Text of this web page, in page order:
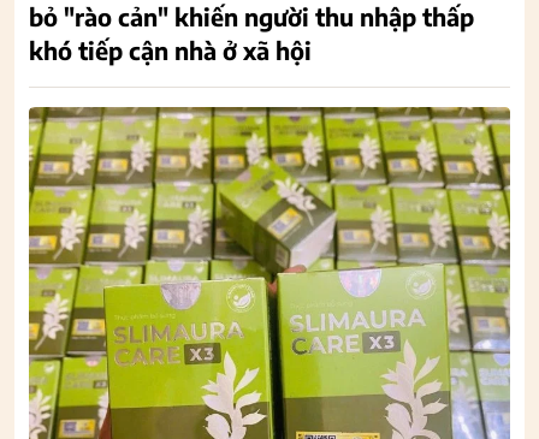
bỏ "rào cản" khiến người thu nhập thấp
khó tiếp cận nhà ở xã hội